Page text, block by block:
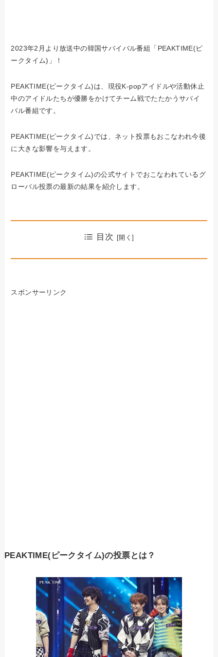
2023年2月より放送中の韓国サバイバル番組「PEAKTIME(ピ
ークタイム)」！
PEAKTIME(ピークタイム)は、現役K-popアイドルや活動休止
中のアイドルたちが優勝をかけてチーム戦でたたかうサバイ
バル番組です。
PEAKTIME(ピークタイム)では、ネット投票もおこなわれ今後
に大きな影響を与えます。
PEAKTIME(ピークタイム)の公式サイトでおこなわれているグ
ローバル投票の最新の結果を紹介します。
目次
スポンサーリンク
PEAKTIME(ピークタイム)の投票とは？